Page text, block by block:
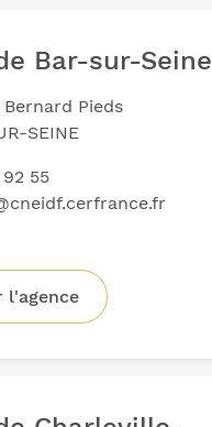
Bar-sur-Seine
Pieds
SEINE
55
l'agence